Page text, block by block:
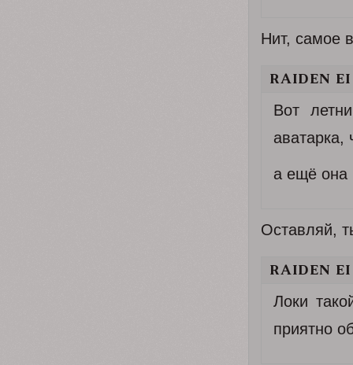
Нит, самое
RAIDEN
Вот
аватарка,
а ещё она
Оставляй,
RAIDEN
Локи
приятно